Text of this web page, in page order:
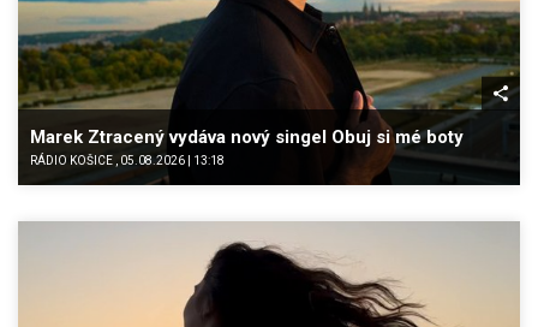
Marek Ztracený vydáva nový singel Obuj si mé boty
RÁDIO KOŠICE , 05.08.2026 | 13:18